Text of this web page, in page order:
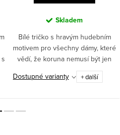
Skladem
Bílé tričko s hravým hudebním
motivem pro všechny dámy, které
vědí, že koruna nemusí být jen
pohádková.
Dostupné varianty + další